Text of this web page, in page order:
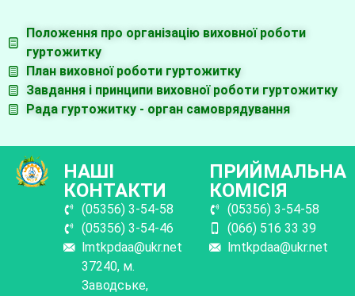
Положення про організацію виховної роботи
гуртожитку
План виховної роботи гуртожитку
Завдання і принципи виховної роботи гуртожитку
Рада гуртожитку - орган самоврядування
НАШІ
КОНТАКТИ
(05356) 3-54-58
(05356) 3-54-46
lmtkpdaa@ukr.net
37240, м.
Заводське,
ПРИЙМАЛЬНА
КОМІСІЯ
(05356) 3-54-58
(066) 516 33 39
lmtkpdaa@ukr.net